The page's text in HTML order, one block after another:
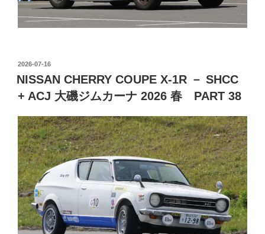
投
稿
日:
2026-07-16
NISSAN CHERRY COUPE X-1R － SHCC
+ ACJ 大磯ジムカーナ 2026 春 PART 38